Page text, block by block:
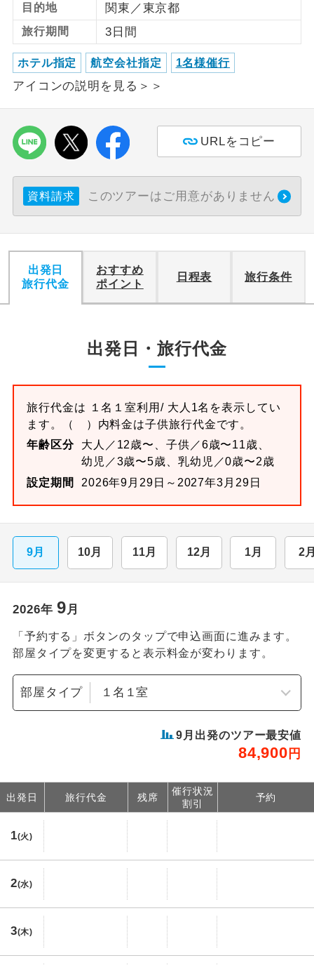
目的地 関東／東京都
旅行期間 3日間
ホテル指定 航空会社指定 1名様催行
アイコンの説明を見る＞＞
URLをコピー
資料請求 このツアーはご用意がありません
出発日
旅行代金
おすすめ
ポイント
日程表 旅行条件
出発日・旅行代金
旅行代金は １名１室利用/ 大人1名を表示してい
ます。
（ ）内料金は子供旅行代金です。
年齢区分
大人／12歳〜、子供／6歳〜11歳、
幼児／3歳〜5歳、乳幼児／0歳〜2歳
設定期間
2026年9月29日～2027年3月29日
9月 10月 11月 12月 1月 2
2026年 9月
「予約する」ボタンのタップで申込画面に進みます。
部屋タイプを変更すると表示料金が変わります。
部屋タイプ
9 月出発のツアー最安値
84,900 円
出発日 旅行代金 残席
催行状況
割引
予約
1(火)
2(水)
3(木)
年齢制限あり
ご参加にあたり年齢に制限があるコース
です。
航空会社指定
利用航空会社が指定なので、ご出発の計
画にとても便利です。
す。
おひとり様バ
ス2席利用
おひとり様でバス席を2席利⽤できま
す。